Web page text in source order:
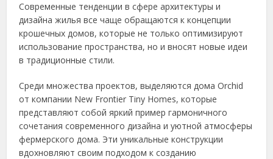
Современные тенденции в сфере архитектуры и
дизайна жилья все чаще обращаются к концепции
крошечных домов, которые не только оптимизируют
использование пространства, но и вносят новые идеи
в традиционные стили.
Среди множества проектов, выделяются дома Orchid
от компании New Frontier Tiny Homes, которые
представляют собой яркий пример гармоничного
сочетания современного дизайна и уютной атмосферы
фермерского дома. Эти уникальные конструкции
вдохновляют своим подходом к созданию